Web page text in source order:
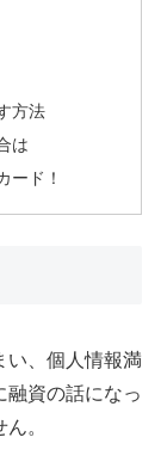
方法
は
ード！
い、個人情報満
融資の話になっ
。